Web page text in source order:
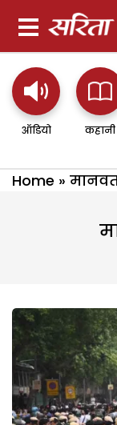
ऑडियो कहानी
Home »